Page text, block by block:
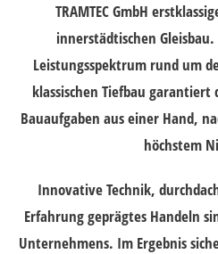
TRAMTEC GmbH
innerstädtischen
Leistungsspektrum rund um
klassischen Tiefbau garantiert
Bauaufgaben aus einer Hand,
höchstem
Innovative Technik,
Erfahrung geprägtes Handeln
Unternehmens. Im Ergebnis